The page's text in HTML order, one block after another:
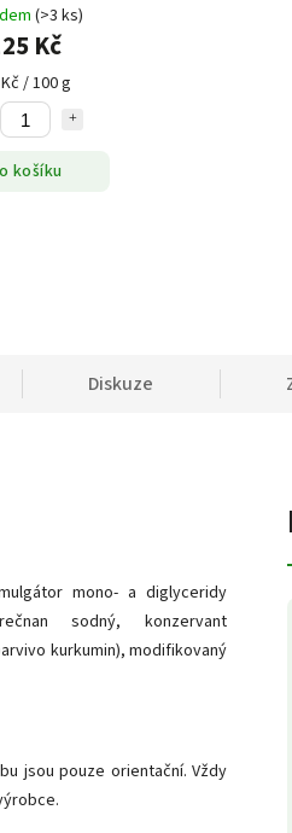
(>3 ks)
Kč
/ 100 g
košíku
Diskuze
mono- a diglyceridy
sodný, konzervant
kurkumin), modifikovaný
jsou pouze orientační. Vždy